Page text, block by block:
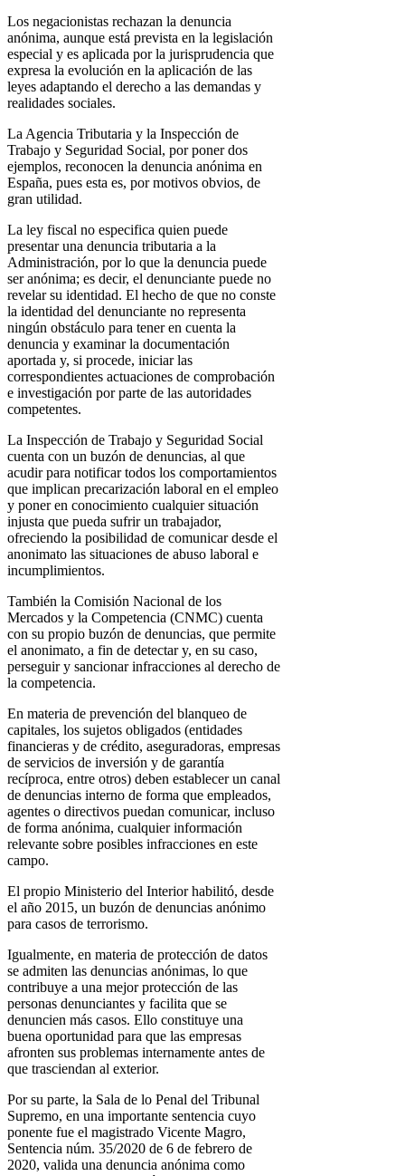
Los negacionistas rechazan la denuncia
anónima, aunque está prevista en la legislación
especial y es aplicada por la jurisprudencia que
expresa la evolución en la aplicación de las
leyes adaptando el derecho a las demandas y
realidades sociales.
La Agencia Tributaria y la Inspección de
Trabajo y Seguridad Social, por poner dos
ejemplos, reconocen la denuncia anónima en
España, pues esta es, por motivos obvios, de
gran utilidad.
La ley fiscal no especifica quien puede
presentar una denuncia tributaria a la
Administración, por lo que la denuncia puede
ser anónima; es decir, el denunciante puede no
revelar su identidad. El hecho de que no conste
la identidad del denunciante no representa
ningún obstáculo para tener en cuenta la
denuncia y examinar la documentación
aportada y, si procede, iniciar las
correspondientes actuaciones de comprobación
e investigación por parte de las autoridades
competentes.
La Inspección de Trabajo y Seguridad Social
cuenta con un buzón de denuncias, al que
acudir para notificar todos los comportamientos
que implican precarización laboral en el empleo
y poner en conocimiento cualquier situación
injusta que pueda sufrir un trabajador,
ofreciendo la posibilidad de comunicar desde el
anonimato las situaciones de abuso laboral e
incumplimientos.
También la Comisión Nacional de los
Mercados y la Competencia (CNMC) cuenta
con su propio buzón de denuncias, que permite
el anonimato, a fin de detectar y, en su caso,
perseguir y sancionar infracciones al derecho de
la competencia.
En materia de prevención del blanqueo de
capitales, los sujetos obligados (entidades
financieras y de crédito, aseguradoras, empresas
de servicios de inversión y de garantía
recíproca, entre otros) deben establecer un canal
de denuncias interno de forma que empleados,
agentes o directivos puedan comunicar, incluso
de forma anónima, cualquier información
relevante sobre posibles infracciones en este
campo.
El propio Ministerio del Interior habilitó, desde
el año 2015, un buzón de denuncias anónimo
para casos de terrorismo.
Igualmente, en materia de protección de datos
se admiten las denuncias anónimas, lo que
contribuye a una mejor protección de las
personas denunciantes y facilita que se
denuncien más casos. Ello constituye una
buena oportunidad para que las empresas
afronten sus problemas internamente antes de
que trasciendan al exterior.
Por su parte, la Sala de lo Penal del Tribunal
Supremo, en una importante sentencia cuyo
ponente fue el magistrado Vicente Magro,
Sentencia núm. 35/2020 de 6 de febrero de
2020, valida una denuncia anónima como